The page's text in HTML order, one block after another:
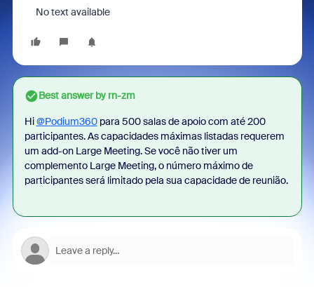
No text available
Best answer byrn-zm
Hi@Podium360para 500 salas de apoio com até 200
participantes. As capacidades máximas listadas requerem
um add-on Large Meeting. Se você não tiver um
complemento Large Meeting, o número máximo de
participantes será limitado pela sua capacidade de reunião.